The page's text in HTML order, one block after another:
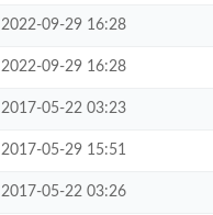
2022-09-29 16:28
2022-09-29 16:28
2017-05-22 03:23
2017-05-29 15:51
2017-05-22 03:26